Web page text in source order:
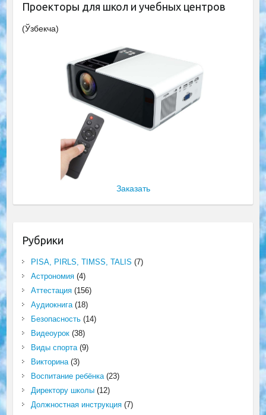
Проекторы для школ и учебных центров
(Ўзбекча)
Заказать
Рубрики
PISA, PIRLS, TIMSS, TALIS (7)
Астрономия(4)
Аттестация(156)
Аудиокнига(18)
Безопасность(14)
Видеоурок(38)
Виды спорта(9)
Викторина(3)
Воспитание ребёнка(23)
Директору школы(12)
Должностная инструкция(7)